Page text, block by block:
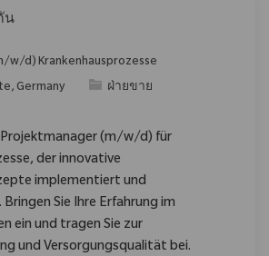
น
w/d) Krankenhausprozesse
Germany ประเภท
ฝ่ายขาย
Projektmanager (m/w/d) für
der innovative
implementiert und
Sie Ihre Erfahrung im
ein und tragen Sie zur
und Versorgungsqualität bei.